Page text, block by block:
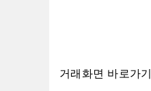
거래화면 바로가기